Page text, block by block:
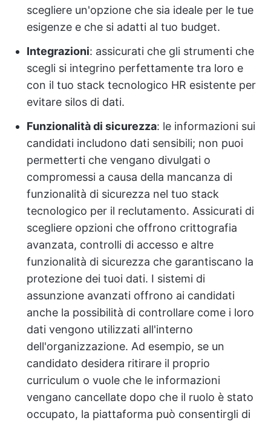
scegliere un'opzione che sia ideale per le tue
esigenze e che si adatti al tuo budget.
Integrazioni: assicurati che gli strumenti che
scegli si integrino perfettamente tra loro e
con il tuo stack tecnologico HR esistente per
evitare silos di dati.
Funzionalità di sicurezza: le informazioni sui
candidati includono dati sensibili; non puoi
permetterti che vengano divulgati o
compromessi a causa della mancanza di
funzionalità di sicurezza nel tuo stack
tecnologico per il reclutamento. Assicurati di
scegliere opzioni che offrono crittografia
avanzata, controlli di accesso e altre
funzionalità di sicurezza che garantiscano la
protezione dei tuoi dati. I sistemi di
assunzione avanzati offrono ai candidati
anche la possibilità di controllare come i loro
dati vengono utilizzati all'interno
dell'organizzazione. Ad esempio, se un
candidato desidera ritirare il proprio
curriculum o vuole che le informazioni
vengano cancellate dopo che il ruolo è stato
occupato, la piattaforma può consentirgli di